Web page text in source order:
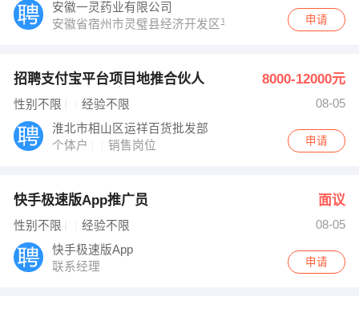
安徽一灵药业有限公司
安徽省宿州市灵璧县经济开发区平山路1号
申请
招聘支付宝平台项目地推合伙人 8000-12000元
性别不限 经验不限
08-05
淮北市相山区运祥百货批发部
个体户
销售岗位 申请
快手极速版App推广员 面议
性别不限 经验不限
08-05
快手极速版App
联系经理
申请